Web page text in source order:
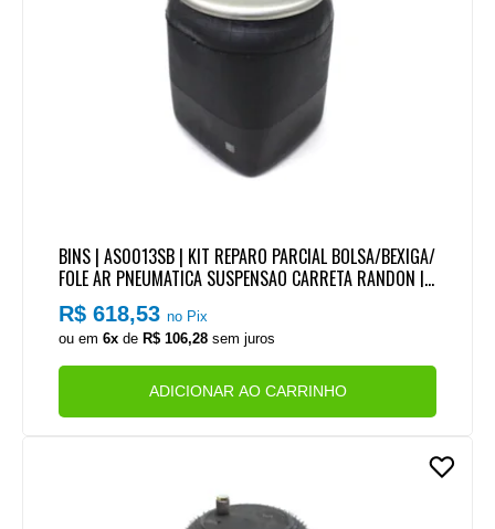
BINS | AS0013SB | KIT REPARO PARCIAL BOLSA/BEXIGA/
FOLE AR PNEUMATICA SUSPENSAO CARRETA RANDON | F
ACCHINI
R$ 618,53no Pix
ou em6x de R$ 106,28 sem juros
ADICIONAR AO CARRINHO